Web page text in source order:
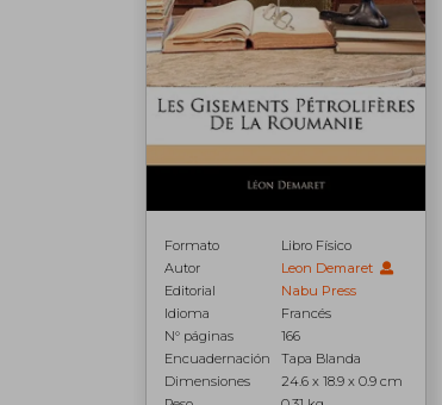
Formato
Libro Físico
Autor
Leon Demaret
Editorial
Nabu Press
Idioma
Francés
N° páginas
166
Encuadernación
Tapa Blanda
Dimensiones
24.6 x 18.9 x 0.9 cm